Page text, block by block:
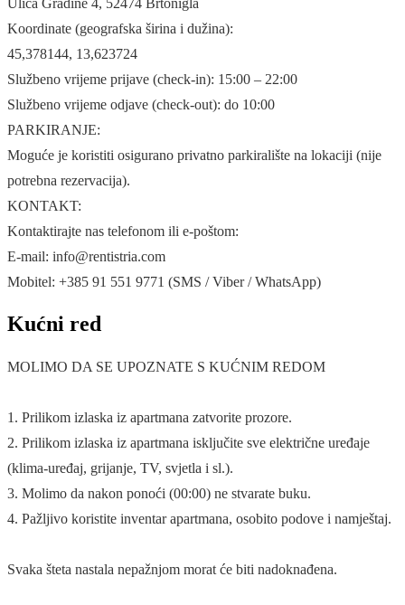
Koordinate (geografska širina i dužina):
45,378144, 13,623724
Službeno vrijeme prijave (check-in): 15:00 – 22:00
Službeno vrijeme odjave (check-out): do 10:00
PARKIRANJE:
Moguće je koristiti osigurano privatno parkiralište na lokaciji (nije
potrebna rezervacija).
KONTAKT:
Kontaktirajte nas telefonom ili e-poštom:
E-mail: info@rentistria.com
Mobitel: +385 91 551 9771 (SMS / Viber / WhatsApp)
Kućni red
MOLIMO DA SE UPOZNATE S KUĆNIM REDOM
1. Prilikom izlaska iz apartmana zatvorite prozore.
2. Prilikom izlaska iz apartmana isključite sve električne uređaje
(klima-uređaj, grijanje, TV, svjetla i sl.).
3. Molimo da nakon ponoći (00:00) ne stvarate buku.
4. Pažljivo koristite inventar apartmana, osobito podove i namještaj.
Svaka šteta nastala nepažnjom morat će biti nadoknađena.